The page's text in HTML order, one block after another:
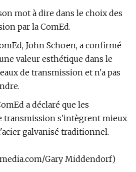
mot à dire dans le choix des
par la ComEd.
John Schoen, a confirmé
valeur esthétique dans le
de transmission et n'a pas
a déclaré que les
transmission s'intègrent mieux
galvanisé traditionnel.
/Gary Middendorf)